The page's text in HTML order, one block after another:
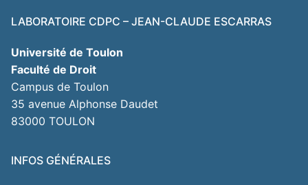
LABORATOIRE CDPC – JEAN-CLAUDE ESCARRAS
Université de Toulon
Faculté de Droit
Campus de Toulon
35 avenue Alphonse Daudet
83000 TOULON
INFOS GÉNÉRALES